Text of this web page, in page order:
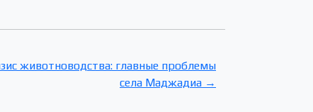
животноводства: главные проблемы
села Маджадиа →